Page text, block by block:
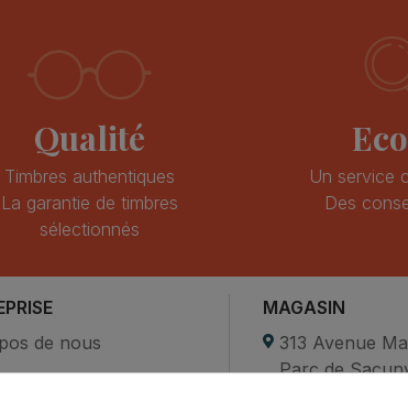
Qualité
Timbres authentiques
La garantie de timbres
sélectionnés
Un service
Des
de nous
MAGASIN
313 Avenue
Parc de